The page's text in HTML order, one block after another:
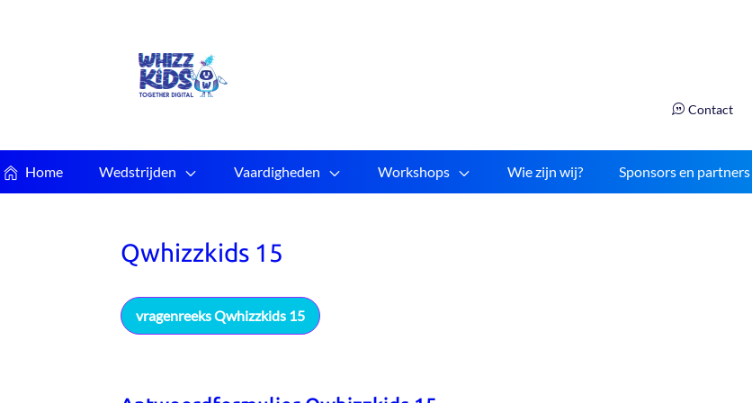
Contact
Home Wedstrijden Vaardigheden Workshops Wie zijn wij? Sponsors en partners
Qwhizzkids 15
vragenreeks Qwhizzkids 15